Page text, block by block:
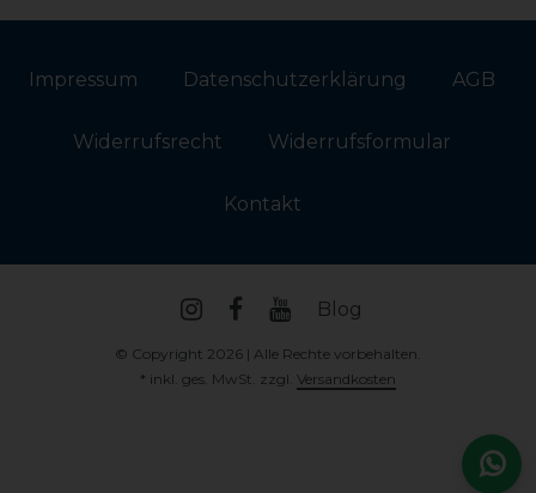
Impressum Daten­schutz­erklärung AGB
Widerrufs­recht Widerrufs­formular
Kontakt
Blog
© Copyright 2026 | Alle Rechte vorbehalten.
* inkl. ges. MwSt. zzgl. Versandkosten